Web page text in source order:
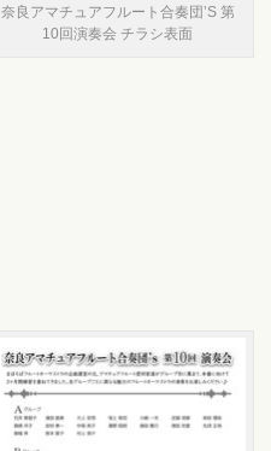
奈良アマチュアフルート合奏団’S 第
10回演奏会 チラシ表面